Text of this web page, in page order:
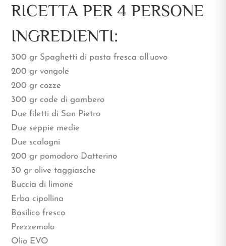
RICETTA PER 4 PERSONE
INGREDIENTI:
300 gr Spaghetti di pasta fresca all’uovo
200 gr vongole
200 gr cozze
300 gr code di gambero
Due filetti di San Pietro
Due seppie medie
Due scalogni
200 gr pomodoro Datterino
30 gr olive taggiasche
Buccia di limone
Erba cipollina
Basilico fresco
Prezzemolo
Olio EVO